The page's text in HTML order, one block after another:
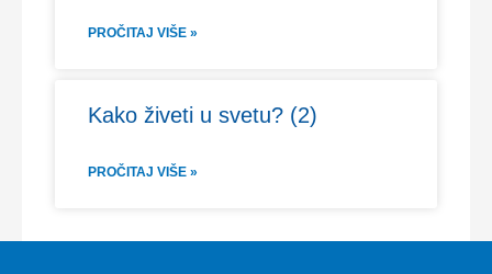
PROČITAJ VIŠE »
Kako živeti u svetu? (2)
PROČITAJ VIŠE »